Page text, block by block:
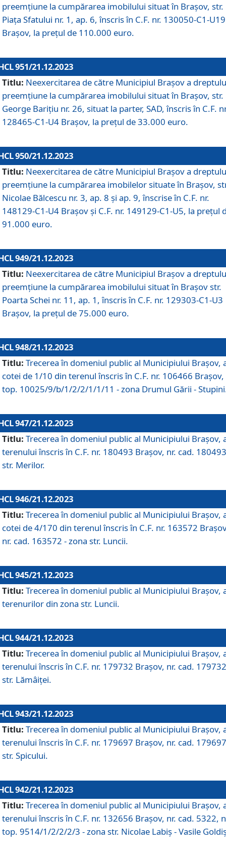
preemțiune la cumpărarea imobilului situat în Brașov, str.
Piața Sfatului nr. 1, ap. 6, înscris în C.F. nr. 130050-C1-U19
Brașov, la prețul de 110.000 euro.
951/21.12.2023
Titlu: Neexercitarea de către Municipiul Brașov a
preemțiune la cumpărarea imobilului situat în Brașov, str.
George Barițiu nr. 26, situat la parter, SAD, înscris în C.F.
128465-C1-U4 Brașov, la prețul de 33.000 euro.
950/21.12.2023
Titlu: Neexercitarea de către Municipiul Brașov a
preemțiune la cumpărarea imobilelor situate în Brașov,
Nicolae Bălcescu nr. 3, ap. 8 și ap. 9, înscrise în C.F. nr.
148129-C1-U4 Brașov și C.F. nr. 149129-C1-U5, la prețul
91.000 euro.
949/21.12.2023
Titlu: Neexercitarea de către Municipiul Brașov a
preemțiune la cumpărarea imobilului situat în Brașov str.
Poarta Schei nr. 11, ap. 1, înscris în C.F. nr. 129303-C1-U3
Brașov, la prețul de 75.000 euro.
948/21.12.2023
Titlu: Trecerea în domeniul public al Municipiului Braşov,
cotei de 1/10 din terenul înscris în C.F. nr. 106466 Brașov,
top. 10025/9/b/1/2/2/1/1/11 - zona Drumul Gării -
947/21.12.2023
Titlu: Trecerea în domeniul public al Municipiului Braşov,
terenului înscris în C.F. nr. 180493 Brașov, nr. cad.
str. Merilor.
946/21.12.2023
Titlu: Trecerea în domeniul public al Municipiului Braşov,
cotei de 4/170 din terenul înscris în C.F. nr. 163572
nr. cad. 163572 - zona str. Luncii.
945/21.12.2023
Titlu: Trecerea în domeniul public al Municipiului Braşov,
terenurilor din zona str. Luncii.
944/21.12.2023
Titlu: Trecerea în domeniul public al Municipiului Braşov,
terenului înscris în C.F. nr. 179732 Brașov, nr. cad.
str. Lămâiței.
943/21.12.2023
Titlu: Trecerea în domeniul public al Municipiului Braşov,
terenului înscris în C.F. nr. 179697 Brașov, nr. cad.
str. Spicului.
942/21.12.2023
Titlu: Trecerea în domeniul public al Municipiului Braşov,
terenului înscris în C.F. nr. 132656 Brașov, nr. cad. 5322,
top. 9514/1/2/2/2/3 - zona str. Nicolae Labiș - Vasile